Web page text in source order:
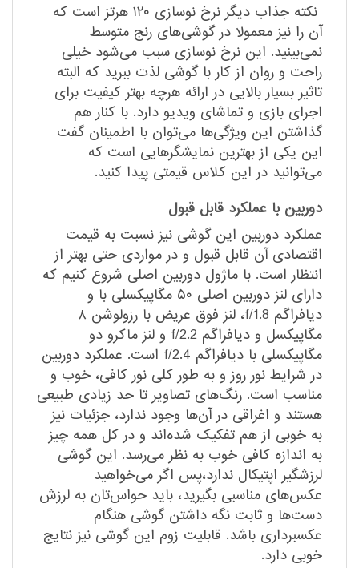
نکته جذاب دیگر نرخ نوسازی ۱۲۰ هرتز است که
آن را نیز معمولا در گوشی‌های رنج متوسط
نمی‌بینید. این نرخ نوسازی سبب می‌شود خیلی
راحت و روان از کار با گوشی لذت ببرید که البته
تاثیر بسیار بالایی در ارائه هرچه بهتر کیفیت برای
اجرای بازی و تماشای ویدیو دارد. با کنار هم
گذاشتن این ویژگی‌ها می‌توان با اطمینان گفت
این یکی از بهترین نمایشگر‌هایی است که
می‌توانید در این کلاس قیمتی پیدا کنید.
دوربین با عملکرد قابل قبول
عملکرد دوربین این گوشی نیز نسبت به قیمت
اقتصادی آن قابل قبول و در مواردی حتی بهتر از
انتظار است. با ماژول دوربین اصلی شروع کنیم که
دارای لنز دوربین اصلی ۵۰ مگاپیکسلی با و
دیافراگم f/1.8، لنز فوق عریض با رزولوشن ۸
مگاپیکسل و دیافراگم f/2.2 و لنز ماکرو دو
مگاپیکسلی با دیافراگم f/2.4 است. عملکرد دوربین
در شرایط نور روز و به طور کلی نور کافی، خوب و
مناسب است. رنگ‌های تصاویر تا حد زیادی طبیعی
هستند و اغراقی در آن‌ها وجود ندارد، جزئیات نیز
به خوبی از هم تفکیک شده‌اند و در کل همه چیز
به اندازه کافی خوب به نظر می‌رسد. این گوشی
لرزشگیر اپتیکال ندارد،‌پس اگر می‌خواهید
عکس‌های مناسبی بگیرید، باید حواس‌تان به لرزش
دست‌ها و ثابت نگه داشتن گوشی هنگام
عکسبرداری باشد. قابلیت زوم این گوشی نیز نتایج
خوبی دارد.